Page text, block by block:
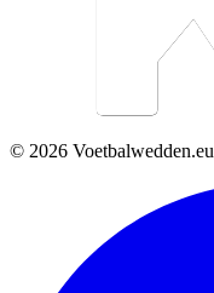
© 2026 Voetbalwedden.eu